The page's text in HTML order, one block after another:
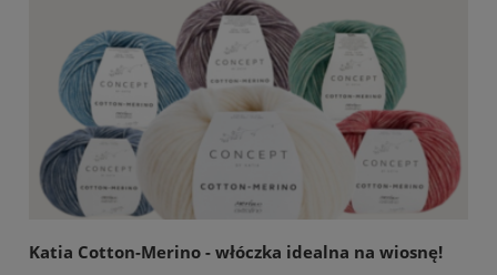
Katia Cotton-Merino - włóczka idealna na wiosnę!